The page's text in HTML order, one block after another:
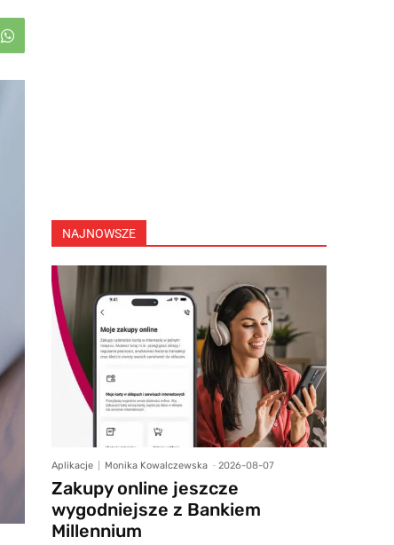
NAJNOWSZE
Aplikacje Monika Kowalczewska - 2026-08-07
Zakupy online jeszcze
wygodniejsze z Bankiem
Millennium